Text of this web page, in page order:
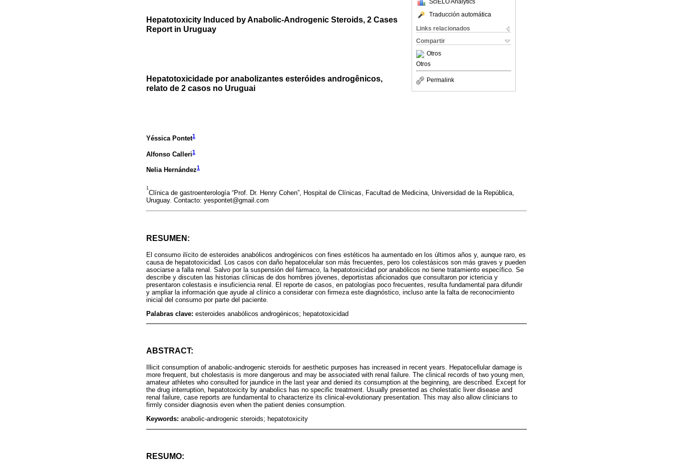
Traducción automática
Links relacionados
Compartir
Otros
Otros
Permalink
Hepatotoxicity Induced by Anabolic-Androgenic Steroids, 2 Cases
Report in Uruguay
Hepatotoxicidade por anabolizantes esteróides androgênicos,
relato de 2 casos no Uruguai
Yéssica Pontet1
Alfonso Calleri1
Nelia Hernández1
1
Clínica de gastroenterología “Prof. Dr. Henry Cohen”, Hospital de Clínicas, Facultad de Medicina, Universidad de la República,
Uruguay. Contacto: yespontet@gmail.com
RESUMEN:
El consumo ilícito de esteroides anabólicos androgénicos con fines estéticos ha aumentado en los últimos años y, aunque raro, es
causa de hepatotoxicidad. Los casos con daño hepatocelular son más frecuentes, pero los colestásicos son más graves y pueden
asociarse a falla renal. Salvo por la suspensión del fármaco, la hepatotoxicidad por anabólicos no tiene tratamiento específico. Se
describe y discuten las historias clínicas de dos hombres jóvenes, deportistas aficionados que consultaron por ictericia y
presentaron colestasis e insuficiencia renal. El reporte de casos, en patologías poco frecuentes, resulta fundamental para difundir
y ampliar la información que ayude al clínico a considerar con firmeza este diagnóstico, incluso ante la falta de reconocimiento
inicial del consumo por parte del paciente.
Palabras clave: esteroides anabólicos androgénicos; hepatotoxicidad
ABSTRACT:
Illicit consumption of anabolic-androgenic steroids for aesthetic purposes has increased in recent years. Hepatocellular damage is
more frequent, but cholestasis is more dangerous and may be associated with renal failure. The clinical records of two young men,
amateur athletes who consulted for jaundice in the last year and denied its consumption at the beginning, are described. Except for
the drug interruption, hepatotoxicity by anabolics has no specific treatment. Usually presented as cholestatic liver disease and
renal failure, case reports are fundamental to characterize its clinical-evolutionary presentation. This may also allow clinicians to
firmly consider diagnosis even when the patient denies consumption.
Keywords: anabolic-androgenic steroids; hepatotoxicity
RESUMO: